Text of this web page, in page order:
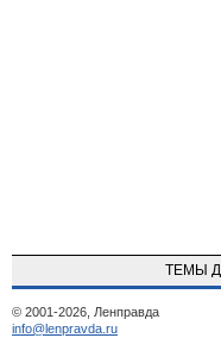
ТЕМЫ
© 2001-2026, Ленправда
info@lenpravda.ru